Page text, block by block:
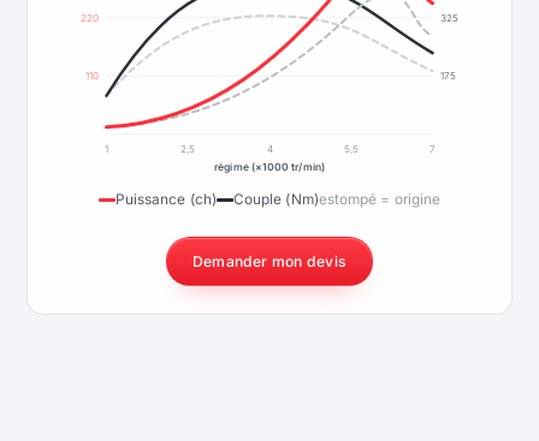
110
220
175
325
1 2,5 4 5,5
7
régime (×1000 tr/min)
Puissance (ch) Couple (Nm)estompé = origine
Demander mon devis